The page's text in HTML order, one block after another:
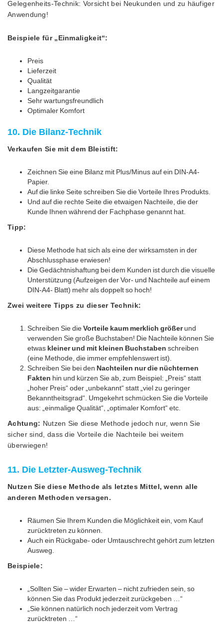
Gelegenheits-Technik: Vorsicht bei Neukunden und zu häufiger
Anwendung!
Beispiele für „Einmaligkeit“:
Preis
Lieferzeit
Qualität
Langzeitgarantie
Sehr wartungsfreundlich
Optimaler Komfort
10. Die Bilanz-Technik
Verkaufen Sie mit dem Bleistift:
Zeichnen Sie eine Bilanz mit Plus/Minus auf ein DIN-A4-
Papier.
Auf die linke Seite schreiben Sie die Vorteile Ihres Produkts.
Und auf die rechte Seite die etwaigen Nachteile, die der
Kunde Ihnen während der Fachphase genannt hat.
Tipp:
Diese Methode hat sich als eine der wirksamsten in der
Abschlussphase erwiesen!
Die Gedächtnishaftung bei dem Kunden ist durch die visuelle
Unterstützung (Aufzeigen der Vor- und Nachteile auf einem
DIN-A4- Blatt) mehr als doppelt so hoch!
Zwei weitere Tipps zu dieser Technik:
Schreiben Sie dieVorteile kaum merklich größerund
verwenden Sie große Buchstaben! Die Nachteile können Sie
etwas kleiner und mit kleinen Buchstaben schreiben
(eine Methode, die immer empfehlenswert ist).
Schreiben Sie bei den Nachteilen nur die nüchternen
Fakten hin und kürzen Sie ab, zum Beispiel: „Preis“ statt
„hoher Preis“ oder „unbekannt“ statt „viel zu geringer
Bekanntheitsgrad“. Umgekehrt schmücken Sie die Vorteile
aus: „einmalige Qualität“, „optimaler Komfort“ etc.
Achtung: Nutzen Sie diese Methode jedoch nur, wenn Sie
sicher sind, dass die Vorteile die Nachteile bei weitem
überwiegen!
11. Die Letzter-Ausweg-Technik
Nutzen Sie diese Methode als letztes Mittel, wenn alle
anderen Methoden versagen.
Räumen Sie Ihrem Kunden die Möglichkeit ein, vom Kauf
zurücktreten zu können.
Auch ein Rückgabe- oder Umtauschrecht gehört zum letzten
Ausweg.
Beispiele:
„Sollten Sie – wider Erwarten – nicht zufrieden sein, so
können Sie das Produkt jederzeit zurückgeben …“
„Sie können natürlich noch jederzeit vom Vertrag
zurücktreten …“